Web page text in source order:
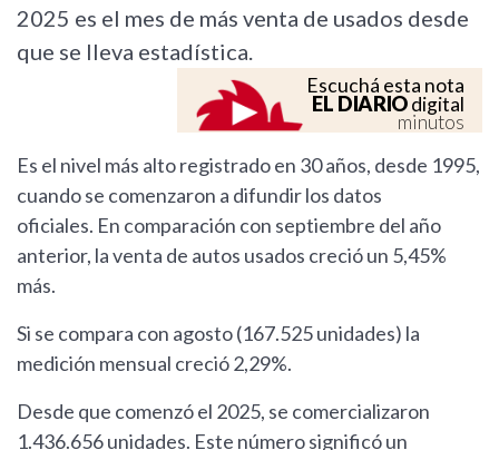
2025 es el mes de más venta de usados desde
que se lleva estadística.
Escuchá esta nota
EL DIARIOdigital
minutos
Es el nivel más alto registrado en 30 años, desde 1995,
cuando se comenzaron a difundir los datos
oficiales. En comparación con septiembre del año
anterior, la venta de autos usados creció un 5,45%
más.
Si se compara con agosto (167.525 unidades) la
medición mensual creció 2,29%.
Desde que comenzó el 2025, se comercializaron
1.436.656 unidades. Este número significó un